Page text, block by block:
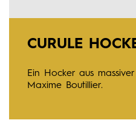
CURULE
Ein Hocker aus
Maxime Boutillier.